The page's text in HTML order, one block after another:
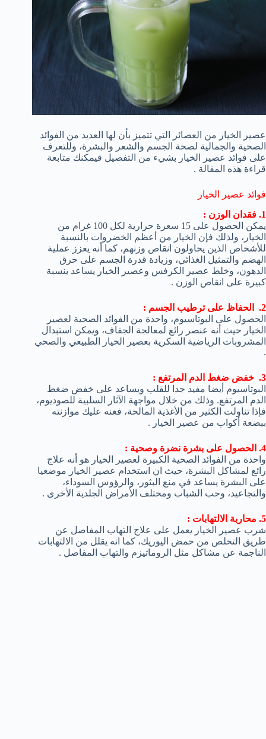
عصير الخيار من العصائر التي تتميز بأن لها العديد من الفوائد
الصحية والجمالية لصحة الجسم والشعر والبشرة، وللتعرف
على فوائد عصير الخيار بشيء من التفصيل فيمكنك متابعة
قراءة هذه المقالة .
فوائد عصير الخيار
1. فقدان الوزن :
يمكن الحصول على 15 سعرة حرارية لكل 100 غرام من
الخيار، ولذلك فإن الخيار من أعظم الخضروات بالنسبة
للأشخاص الذين يحاولون انقاص وزنهم، كما أنه يعزز عملية
الهضم والتمثيل الغذائي، وزيادة قدرة الجسم على حرق
الدهون، وخلط عصير الكرفس وعصير الخيار يساعد بنسبة
كبيرة على انقاص الوزن .
2. الحفاظ على ترطيب الجسم :
الحصول على البوتاسيوم، واحدة من الفوائد الصحية لعصير
الخيار حيث أنه عنصر رائع لمعالجة الجفاف، ويمكن استبدال
المشروبات الرياضية السكرية بعصير الخيار الطبيعي والصحي
.
3. خفض ضغط الدم المرتفع :
البوتاسيوم أيضا مفيد جدا للقلب ويساعد على خفض ضغط
الدم المرتفع. وذلك من خلال مواجهة الآثار السلبية للصوديوم،
فإذا تناولت الكثير من الأغذية المالحة، فغنه عليك موازنته
ببضعة أكواب من عصير الخيار .
4. الحصول على بشرة نضرة وصحية :
واحدة من الفوائد الصحية الكبيرة لعصير الخيار هو أنه علاج
رائع لمشاكل البشرة، حيث ان استخدام عصير الخيار موضعيا
على البشرة يساعد في منع البثور، والرؤوس السوداء،
والتجاعيد، وحب الشباب ومختلف الأمراض الجلدية الأخرى .
5. محاربة الالتهابات :
شرب عصير الخيار يعمل على علاج التهاب المفاصل عن
طريق التخلص من حمض اليوريك، كما انه يقلل من الالتهابات
الناجمة عن مشاكل مثل الروماتيزم والتهاب المفاصل .